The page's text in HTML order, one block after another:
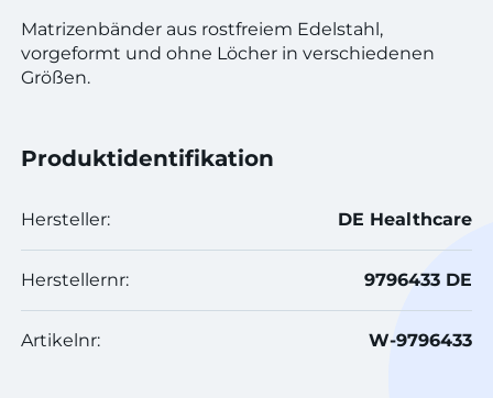
Matrizenbänder aus rostfreiem Edelstahl,
vorgeformt und ohne Löcher in verschiedenen
Größen.
Produktidentifikation
Hersteller: DE Healthcare
Herstellernr: 9796433 DE
Artikelnr: W-9796433